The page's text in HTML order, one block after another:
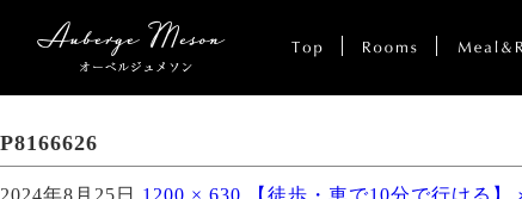
P8166626
2024年8月25日 1200 × 630 【徒歩・車で10分で行ける